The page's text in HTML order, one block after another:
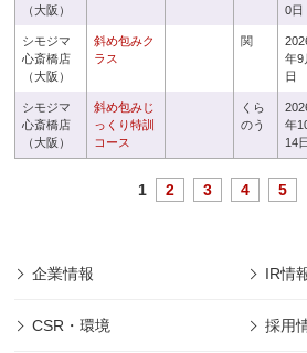
（大阪）
0日
シモジマ
心斎橋店
（大阪）
斜め包みク
ラス
関
年9
日
シモジマ
心斎橋店
（大阪）
斜め包みじ
っくり特訓
コース
くら
のう
年
14日
1 2 3 4 5
企業情報 IR情
CSR・環境 採用